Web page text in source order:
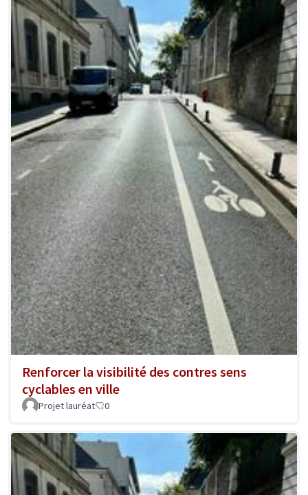
Renforcer la visibilité des contres sens
cyclables en ville
Projet lauréat 0